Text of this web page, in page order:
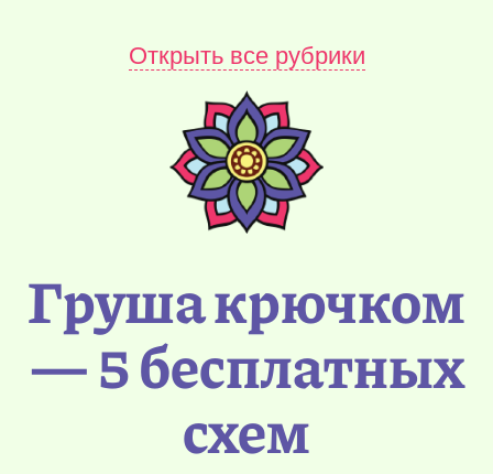
Открыть все рубрики
Груша крючком
— 5 бесплатных
схем